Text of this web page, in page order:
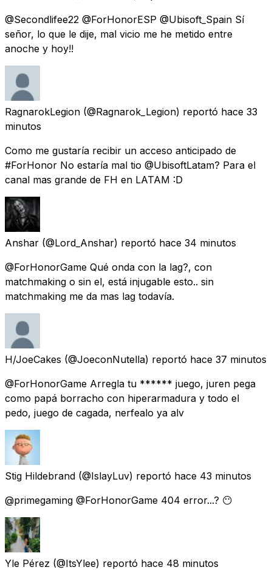
@Secondlifee22 @ForHonorESP @Ubisoft_Spain Sí
señor, lo que le dije, mal vicio me he metido entre
anoche y hoy!!
RagnarokLegion (@Ragnarok_Legion) reportó hace 33
minutos
Como me gustaría recibir un acceso anticipado de
#ForHonor No estaría mal tio @UbisoftLatam? Para el
canal mas grande de FH en LATAM :D
Anshar (@Lord_Anshar) reportó hace 34 minutos
@ForHonorGame Qué onda con la lag?, con
matchmaking o sin el, está injugable esto.. sin
matchmaking me da mas lag todavía.
H/JoeCakes (@JoeconNutella) reportó hace 37 minutos
@ForHonorGame Arregla tu ****** juego, juren pega
como papá borracho con hiperarmadura y todo el
pedo, juego de cagada, nerfealo ya alv
Stig Hildebrand (@IslayLuv) reportó hace 43 minutos
@primegaming @ForHonorGame 404 error...? 😶
Yle Pérez (@ItsYlee) reportó hace 48 minutos